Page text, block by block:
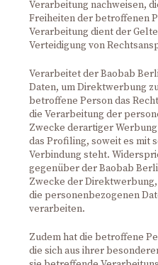
Verarbeitung nachweisen,
Freiheiten der betroffenen
Verarbeitung dient der
Verteidigung von
Verarbeitet der Baobab
Daten, um Direktwerbung
betroffene Person das
die Verarbeitung der
Zwecke derartiger
das Profiling, soweit es mit
Verbindung steht.
gegenüber der Baobab
Zwecke der Direktwerbung,
die personenbezogenen
verarbeiten.
Zudem hat die betroffene
die sich aus ihrer